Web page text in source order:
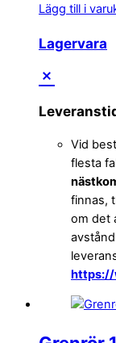
Lägg till i
Lagervara
Vid
flesta
finnas,
om det
https://